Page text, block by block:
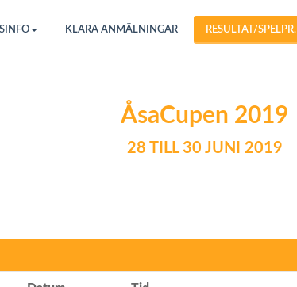
KLARA ANMÄLNINGAR RESULTAT/SPELPR.
ÅsaCupen 2019
28 TILL 30 JUNI 2019